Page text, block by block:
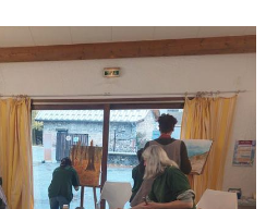
et enfants accompagnés.
sous différentes formes, outils
est une surprise !